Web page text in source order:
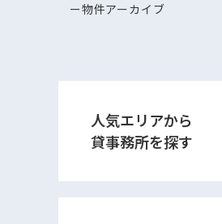
物件アーカイブ
人気エリアから
貸事務所を探す